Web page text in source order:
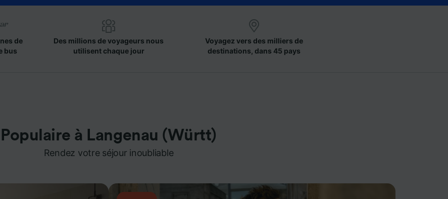
de
bus
Des millions de voyageurs nous
utilisent chaque jour
Voyagez vers des milliers de
destinations, dans 45 pays
Populaire à Langenau (Württ)
Rendez votre séjour inoubliable